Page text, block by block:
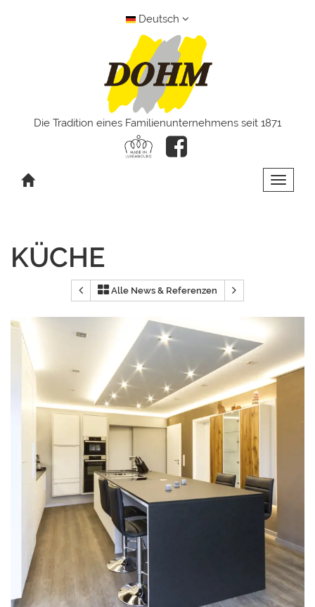
Deutsch
Die Tradition eines Familienunternehmens seit 1871
Toggle
KÜCHE
Alle News & Referenzen